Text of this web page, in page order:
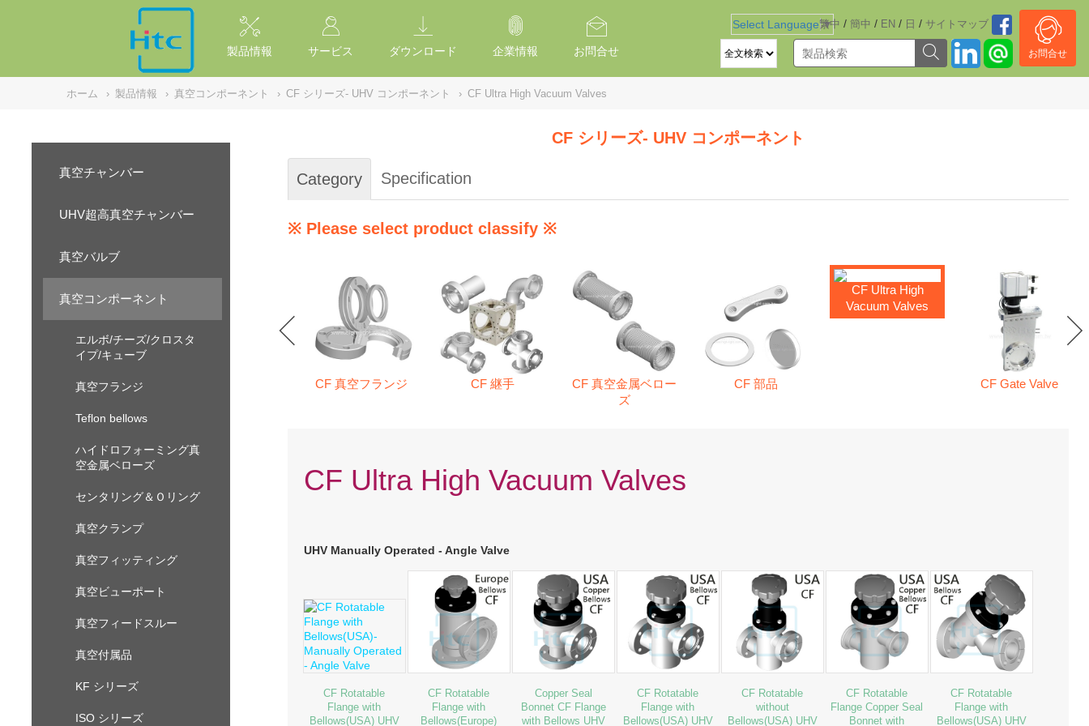
繁中 / 簡中 / EN / 日 / サイトマッブ
Select Language ▼
お問合せ
製品情報 サービス ダウンロード 企業情報 お問合せ
ホーム › 製品情報 › 真空コンポーネント › CF シリーズ- UHV コンポーネント › CF Ultra High Vacuum Valves
真空チャンバー
UHV超高真空チャンバー
真空バルブ
真空コンポーネント
エルボ/チーズ/クロスタ
イプ/キューブ
真空フランジ
Teflon bellows
ハイドロフォーミング真
空金属ベローズ
センタリング＆Ｏリング
真空クランプ
真空フィッティング
真空ビューポート
真空フィードスルー
真空付属品
KF シリーズ
ISO シリーズ
CF シリーズ- UHV コンポーネント
Category Specification
※ Please select product classify ※
CF 真空フランジ CF 継手
CF 真空金属ベロー
ズ
CF 部品
CF Ultra High
Vacuum Valves
CF Gate Valve
CF Ultra High Vacuum Valves
UHV Manually Operated - Angle Valve
CF Rotatable
Flange with
Bellows(USA) UHV
CF Rotatable
Flange with
Bellows(Europe)
Copper Seal
Bonnet CF Flange
with Bellows UHV
CF Rotatable
Flange with
Bellows(USA) UHV
CF Rotatable
without
Bellows(USA) UHV
CF Rotatable
Flange Copper Seal
Bonnet with
CF Rotatable
Flange with
Bellows(USA) UHV